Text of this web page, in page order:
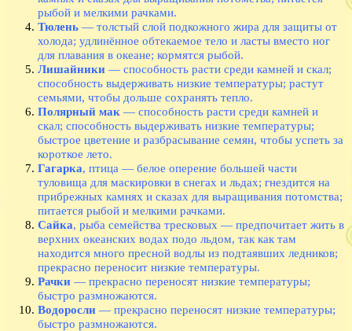
рыбой и мелкими рачками.
Тюлень — толстый слой подкожного жира для защиты от
холода; удлинённое обтекаемое тело и ласты вместо ног
для плавания в океане; кормятся рыбой.
Лишайники — способность расти среди камней и скал;
способность выдерживать низкие температуры; растут
семьями, чтобы дольше сохранять тепло.
Полярный мак — способность расти среди камней и
скал; способность выдерживать низкие температуры;
быстрое цветение и разбрасывание семян, чтобы успеть за
короткое лето.
Гагарка, птица — белое оперение большей части
туловища для маскировки в снегах и льдах; гнездится на
прибрежных камнях и сказах для выращивания потомства;
питается рыбой и мелкими рачками.
Сайка, рыба семейства тресковых — предпочитает жить в
верхних океанских водах подо льдом, так как там
находится много пресной водлы из подтаявших ледников;
прекрасно переносит низкие температуры.
Рачки — прекрасно переносят низкие температуры;
быстро размножаются.
Водоросли — прекрасно переносят низкие температуры;
быстро размножаются.